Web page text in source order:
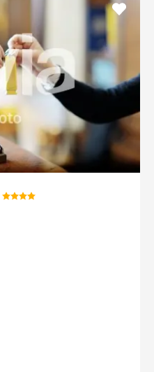
Hodnotenie:
Pridať